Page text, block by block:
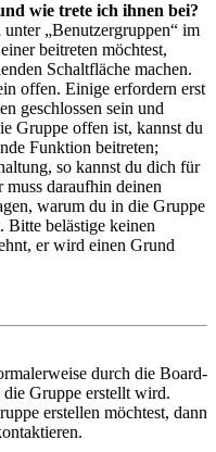
wie trete ich ihnen bei?
„Benutzergruppen“ im
beitreten möchtest,
Schaltfläche machen.
offen. Einige erfordern erst
geschlossen sein und
Gruppe offen ist, kannst du
Funktion beitreten;
so kannst du dich für
daraufhin deinen
warum du in die Gruppe
Bitte belästige keinen
er wird einen Grund
durch die Board-
Gruppe erstellt wird.
erstellen möchtest, dann